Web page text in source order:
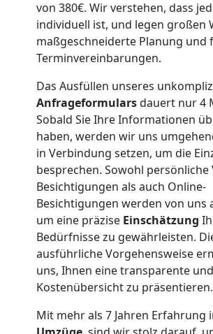
von 380€. Wir verstehen, dass
individuell ist, und legen großen
maßgeschneiderte Planung und
Terminvereinbarungen.
Das Ausfüllen unseres
Anfrageformularsdauert nur 4
Sobald Sie Ihre Informationen
haben, werden wir uns
in Verbindung setzen, um die
besprechen. Sowohl persönliche
Besichtigungen als auch Online-
Besichtigungen werden von uns
um eine präzise Einschätzung
Bedürfnisse zu gewährleisten.
ausführliche Vorgehensweise
uns, Ihnen eine transparente
Kostenübersicht zu präsentieren.
Mit mehr als 7 Jahren Erfahrung
Neustadt
Full-
Service-
Umzug
Wiener
Neustadt
Qualitäts-
Umzüge